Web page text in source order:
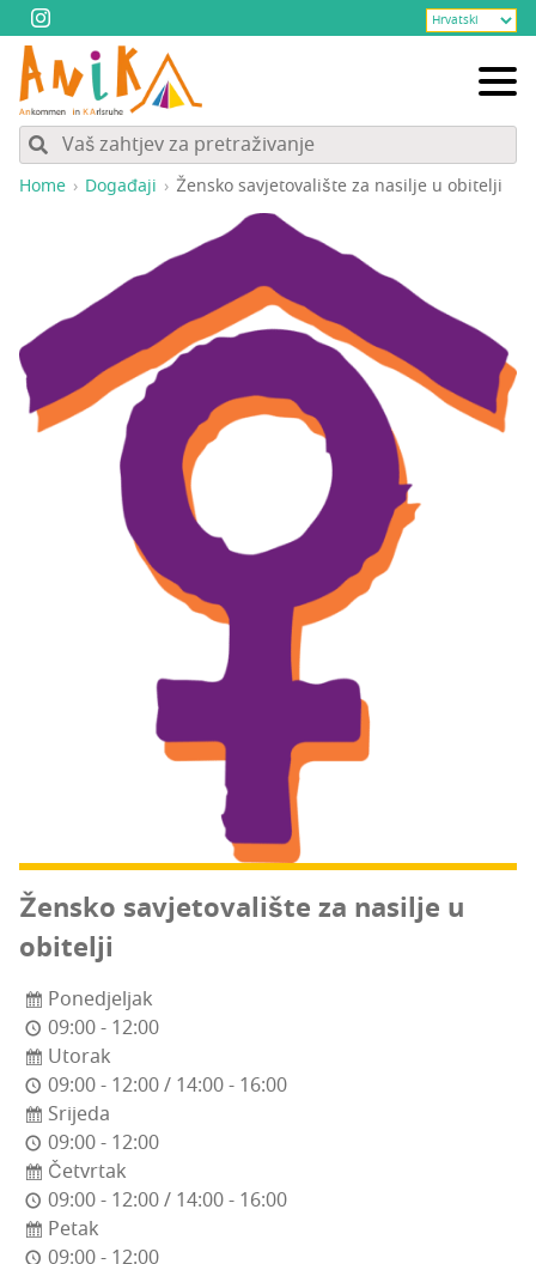
Home Događaji Žen­sko savje­to­va­li­šte za nasi­lje u obitelji
Žen­sko savje­to­va­li­šte za nasi­lje u
obitelji
Ponedjeljak
09:00 - 12:00
Utorak
09:00 - 12:00 / 14:00 - 16:00
Srijeda
09:00 - 12:00
Četvrtak
09:00 - 12:00 / 14:00 - 16:00
Petak
09:00 - 12:00